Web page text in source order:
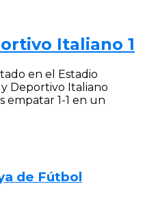
Italiano 1
en el Estadio
Deportivo Italiano
empatar 1-1 en un
de Fútbol